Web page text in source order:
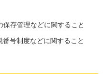
存管理などに関すること
号制度などに関すること